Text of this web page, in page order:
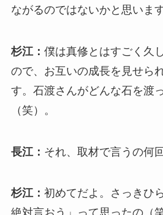
ながるのではないかと思います
杉江： 僕は真修とはすごく久
ので、お互いの成長を見せら
す。石渡さんがどんな石を渡
（笑）。
長江： それ、取材で言うの何
杉江： 初めてだよ。さっきひ